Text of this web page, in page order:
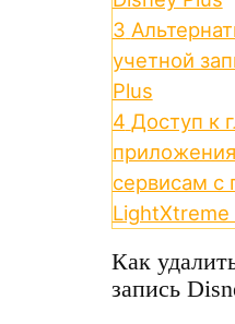
3
учетной
Plus
4 Доступ к
сервисам
LightXtreme
Как
запись